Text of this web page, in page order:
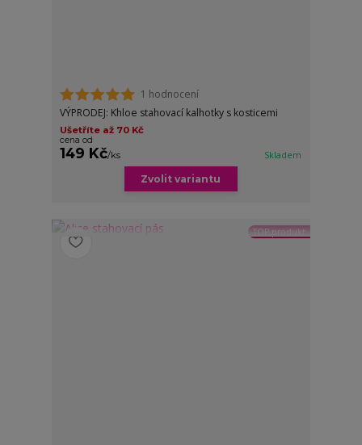
1 hodnocení
VÝPRODEJ: Khloe stahovací kalhotky s kosticemi
Ušetříte až 70 Kč
cena od
149 Kč/ks Skladem
Zvolit variantu
TOP produkt